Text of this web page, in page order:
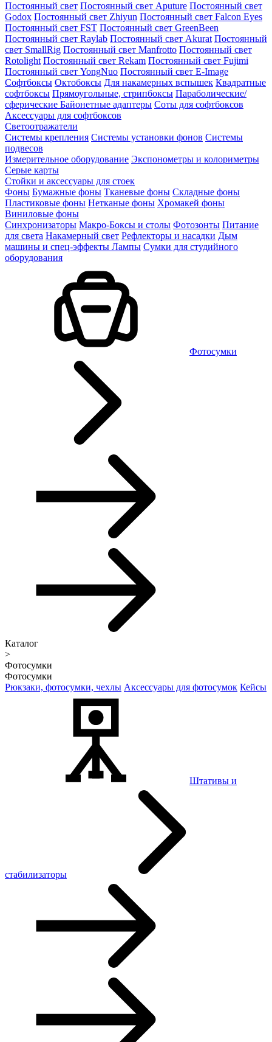
Постоянный свет Постоянный свет Aputure Постоянный свет
Godox Постоянный свет Zhiyun Постоянный свет Falcon Eyes
Постоянный свет FST Постоянный свет GreenBeen
Постоянный свет Raylab Постоянный свет Akurat Постоянный
свет SmallRig Постоянный свет Manfrotto Постоянный свет
Rotolight Постоянный свет Rekam Постоянный свет Fujimi
Постоянный свет YongNuo Постоянный свет E-Image
Софтбоксы Октобоксы Для накамерных вспышек Квадратные
софтбоксы Прямоугольные, стрипбоксы Параболические/
сферические Байонетныe адаптеры Соты для софтбоксов
Аксессуары для софтбоксов
Светоотражатели
Системы крепления Системы установки фонов Системы
подвесов
Измерительное оборудование Экспонометры и колориметры
Серые карты
Стойки и аксессуары для стоек
Фоны Бумажные фоны Тканевые фоны Складные фоны
Пластиковые фоны Нетканые фоны Хромакей фоны
Виниловые фоны
Синхронизаторы Макро-Боксы и столы Фотозонты Питание
для света Накамерный свет Рефлекторы и насадки Дым
машины и спец-эффекты Лампы Сумки для студийного
оборудования
Фотосумки
Каталог
>
Фотосумки
Фотосумки
Рюкзаки, фотосумки, чехлы Аксессуары для фотосумок Кейсы
Штативы и
стабилизаторы